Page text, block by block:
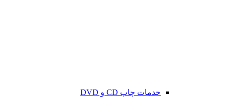
خدمات چاپ CD و DVD